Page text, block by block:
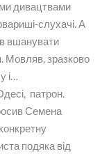
дивацтвами
слухачі. А
вшанувати
Мовляв, зразково
і…
патрон.
Семена
подяка від